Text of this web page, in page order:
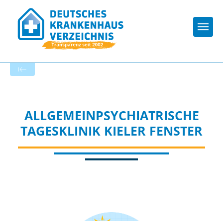
ALLGEMEINPSYCHIATRISCHE
TAGESKLINIK KIELER FENSTER